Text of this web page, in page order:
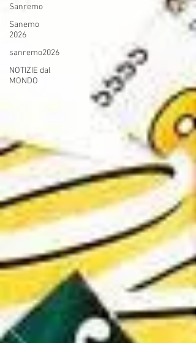
Sanremo
Sanemo
2026
sanremo2026
NOTIZIE dal
MONDO